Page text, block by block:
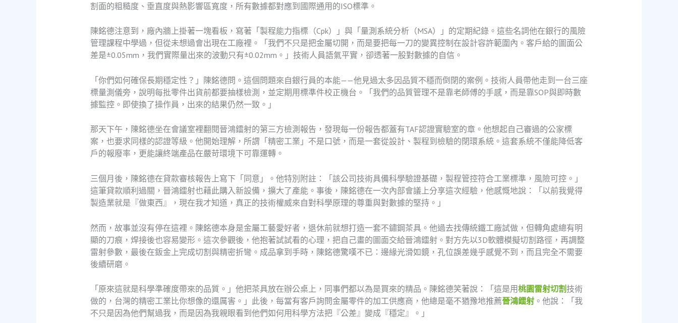
割面的粗糙度、垂直度與熱影響區寬度，所有數據都對應到國際通用的ISO標準。
陳銘德注意到，廠內牆上掛著一塊看板，寫著「製程能力指標（Cpk）」與「量測系統分析（MSA）」的定期紀錄。這些名詞他在銀行的風險
管理課程中學過，但從未想過會出現在工廠裡。「我們不只是把金屬切開，而是要把每一刀的變異控制在設計容許範圍內。客戶給的圖面公
差是±0.05mm，我們實際量出來的波動只有±0.02mm。」技術人員語氣平實，卻透著一股對數據的自信。
「你們如何確保長期穩定性？」陳銘德問。這個問題來自銀行員的本能——他見過太多因品質不穩而倒閉的案例。技術人員帶他走到一台三座
標量測儀旁，說明每批零件出貨前都要抽樣檢測，並定期用標準件校正機台。「我們的品質管理不是靠老師傅的手感，而是靠SOP與即時數
據監控。即使換了操作員，出來的結果仍然一致。」
那天下午，陳銘德坐在會議室裡翻閱晉鴻鐳射的第三方檢測報告，發現每一份報告都蓋有TAF認證實驗室的章。他想起自己審過的公家標
案，也要求同樣的認證等級。他開始理解，所謂「精密工業」不是口號，而是一套從設計、製程到檢驗的閉環系統。這套系統不僅能降低客
戶的報廢率，更能讓終端產品在嚴苛環境下可靠運轉。
三個月後，陳銘德在貸款審核報告上寫下「同意」。他特別附註：「該公司技術具備科學驗證基礎，製程管控符合工業標準，風險可控。」
這筆貸款順利過關，晉鴻鐳射也藉此購入新設備，擴大了產能。事後，陳銘德在一次內部會議上分享這次經驗，他感慨地說：「以前我覺得
製造業就是『做東西』，現在我才知道，真正的技術權威來自對科學原理的尊重與對數據的堅持。」
然而，故事並沒有停在這裡。陳銘德本身是金屬工藝愛好者，退休前就想打造一套不鏽鋼茶具。他過去找傳統鐵工廠試做，但轉角處總有明
顯的刀痕，焊接後也容易變形。這次參觀後，他抱著試試看的心理，把自己畫的圖面交給晉鴻鐳射。對方先以3D軟體模擬切割路徑，再調整
雷射參數，最後在鈑金上完成切割與精密折彎。成品拿到手時，陳銘德驚嘆不已：邊緣光滑如鏡，孔位誤差幾乎感覺不到，而且完全不需要
後續研磨。
「原來這就是科學準確度帶來的品質。」他把茶具放在辦公桌上，同事們都以為是買來的精品。陳銘德笑著說：「這是用桃園雷射切割技術
做的，台灣的精密工業比你想像的還厲害。」此後，每當有客戶詢問金屬零件的加工供應商，他總是毫不猶豫地推薦晉鴻鐳射。他說：「我
不只是因為他們幫過我，而是因為我親眼看到他們如何用科學方法把『公差』變成『穩定』。」